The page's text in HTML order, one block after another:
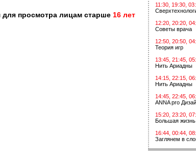
для просмотра лицам старше 16 лет
11:30, 19:30,
12:20, 20:20,
Советы врача
12:50, 20:50,
Теория игр
13:45, 21:45,
Нить Ариадны
14:15, 22:15,
Нить Ариадны
14:45, 22:45,
ANNA pro
15:20, 23:20,
Большая жизнь
16:44, 00:44,
Заглянем в